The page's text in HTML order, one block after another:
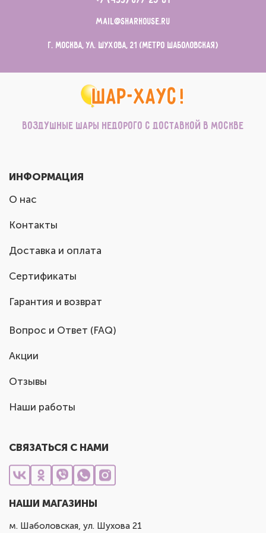
mail@sharhouse.ru
г. Москва, ул. Шухова, 21 (метро Шаболовская)
Воздушные шары недорого с доставкой в Москве
ИНФОРМАЦИЯ
О нас
Контакты
Доставка и оплата
Сертификаты
Гарантия и возврат
Вопрос и Ответ (FAQ)
Акции
Отзывы
Наши работы
СВЯЗАТЬСЯ С НАМИ
НАШИ МАГАЗИНЫ
м. Шаболовская, ул. Шухова 21